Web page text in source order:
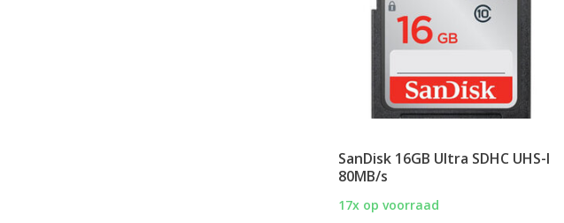
SanDisk 16GB Ultra SDHC UHS-I
80MB/s
17x op voorraad